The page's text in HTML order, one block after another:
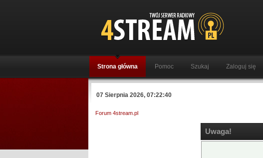
Strona główna Pomoc Szukaj Zaloguj się
07 Sierpnia 2026, 07:22:40
Forum 4stream.pl
Uwaga!